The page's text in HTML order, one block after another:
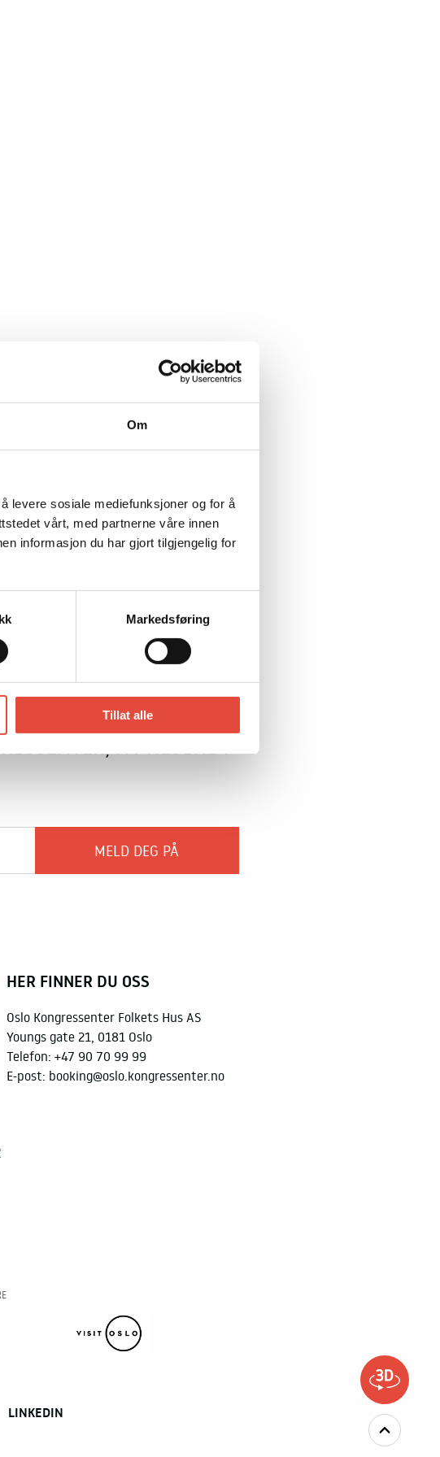
Om
levere sosiale mediefunksjoner og for å
vårt, med partnerne våre innen
informasjon du har gjort tilgjengelig for
Markedsføring
Tillat alle
FÅ TILSENDT
HER FINNER DU OSS
Oslo Kongressenter Folkets Hus AS
Youngs gate 21, 0181 Oslo
Telefon: +47 90 70 99 99
E-post: booking@oslo.kongressenter.no
LINKEDIN